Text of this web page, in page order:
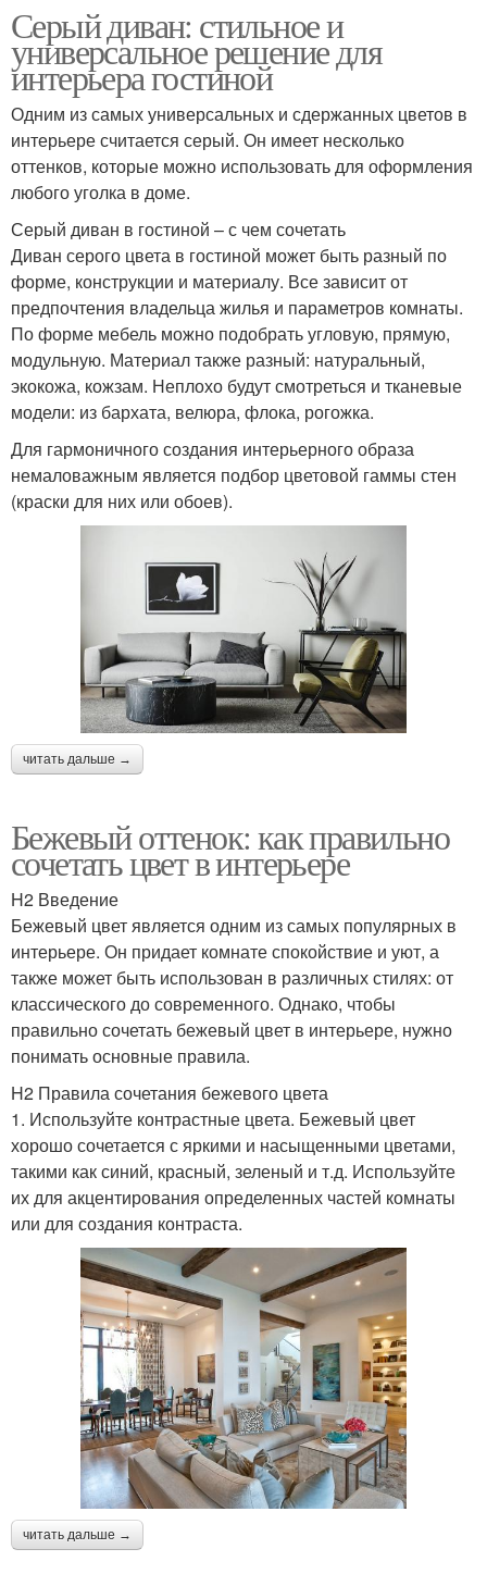
Серый диван: стильное и
универсальное решение для
интерьера гостиной
Одним из самых универсальных и сдержанных цветов в
интерьере считается серый. Он имеет несколько
оттенков, которые можно использовать для оформления
любого уголка в доме.
Серый диван в гостиной – с чем сочетать
Диван серого цвета в гостиной может быть разный по
форме, конструкции и материалу. Все зависит от
предпочтения владельца жилья и параметров комнаты.
По форме мебель можно подобрать угловую, прямую,
модульную. Материал также разный: натуральный,
экокожа, кожзам. Неплохо будут смотреться и тканевые
модели: из бархата, велюра, флока, рогожка.
Для гармоничного создания интерьерного образа
немаловажным является подбор цветовой гаммы стен
(краски для них или обоев).
читать дальше →
Бежевый оттенок: как правильно
сочетать цвет в интерьере
H2 Введение
Бежевый цвет является одним из самых популярных в
интерьере. Он придает комнате спокойствие и уют, а
также может быть использован в различных стилях: от
классического до современного. Однако, чтобы
правильно сочетать бежевый цвет в интерьере, нужно
понимать основные правила.
H2 Правила сочетания бежевого цвета
1. Используйте контрастные цвета. Бежевый цвет
хорошо сочетается с яркими и насыщенными цветами,
такими как синий, красный, зеленый и т.д. Используйте
их для акцентирования определенных частей комнаты
или для создания контраста.
читать дальше →